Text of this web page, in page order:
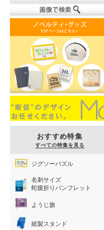
おすすめ特集
すべての特集を見る
ジグソーパズル
名刺サイズ
蛇腹折りパンフレット
ようじ旗
紙製スタンド